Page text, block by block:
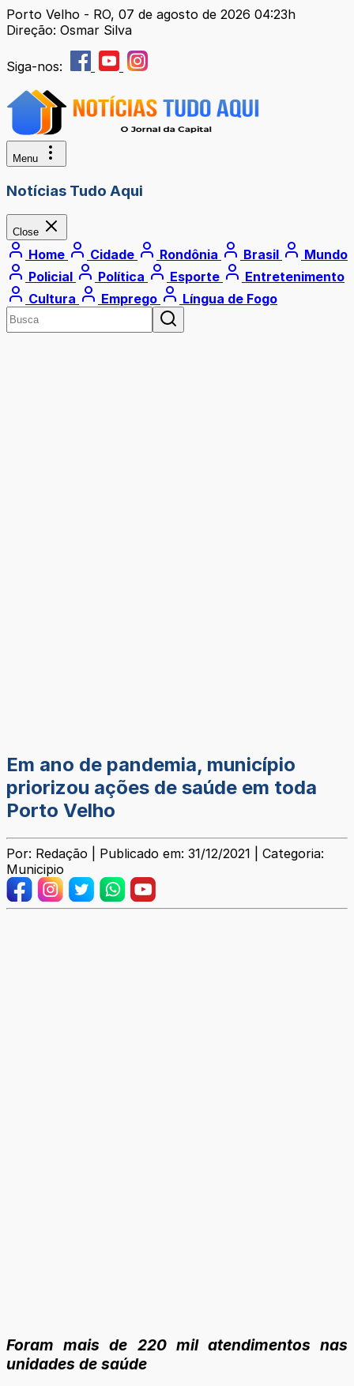
Porto Velho - RO, 07 de agosto de 2026 04:23h
Direção: Osmar Silva
Siga-nos:
Menu
Notícias Tudo Aqui
Close
Home Cidade Rondônia Brasil
Mundo
Policial
Política Esporte
Entretenimento
Cultura
Emprego Língua de Fogo
Em ano de pandemia, município
priorizou ações de saúde em toda
Porto Velho
Por: Redação | Publicado em: 31/12/2021 | Categoria:
Municipio
Foram mais de 220 mil atendimentos nas
unidades de saúde